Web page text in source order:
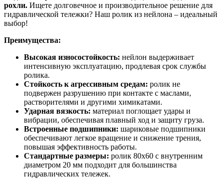
рохли. Ищете долговечное и производительное решение для
гидравлической тележки? Наш ролик из нейлона – идеальный
выбор!
Преимущества:
Высокая износостойкость: нейлон выдерживает
интенсивную эксплуатацию, продлевая срок службы
ролика.
Стойкость к агрессивным средам: ролик не
подвержен разрушению при контакте с маслами,
растворителями и другими химикатами.
Ударная вязкость: материал поглощает удары и
вибрации, обеспечивая плавный ход и защиту груза.
Встроенные подшипники: шариковые подшипники
обеспечивают легкое вращение и снижение трения,
повышая эффективность работы.
Стандартные размеры: ролик 80х60 с внутренним
диаметром 20 мм подходит для большинства
гидравлических тележек.